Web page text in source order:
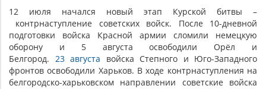
12 июля начался новый этап Курской битвы –
контрнаступление советских войск. После 10-дневной
подготовки войска Красной армии сломили немецкую
оборону и 5 августа освободили Орёл и
Белгород. 23 августа войска Степного и Юго-Западного
фронтов освободили Харьков. В ходе контрнаступления на
белгородско-харьковском направлении советские войска